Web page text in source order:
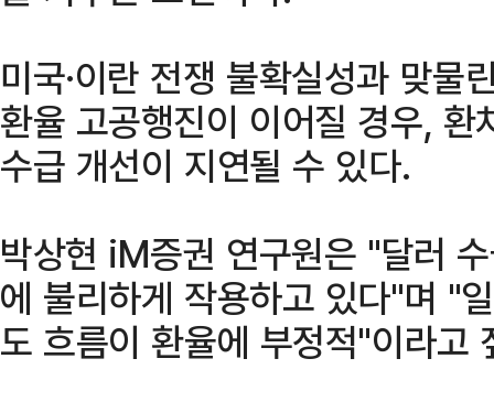
미국·이란 전쟁 불확실성과 맞물
환율 고공행진이 이어질 경우,
수급 개선이 지연될 수 있다.
박상현 iM증권 연구원은 "달러
에 불리하게 작용하고 있다"며 "
도 흐름이 환율에 부정적"이라고